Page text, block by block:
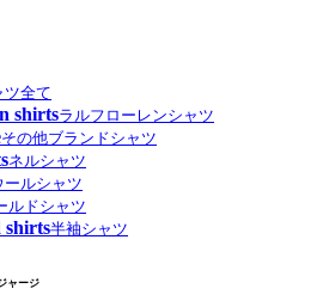
ツ全て
shirtsラルフローレンシャツ
その他ブランドシャツ
ネルシャツ
ールシャツ
ルドシャツ
shirts半袖シャツ
ャージ